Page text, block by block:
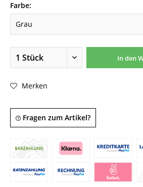
Farbe:
In den
Merken
Fragen zum Artikel?